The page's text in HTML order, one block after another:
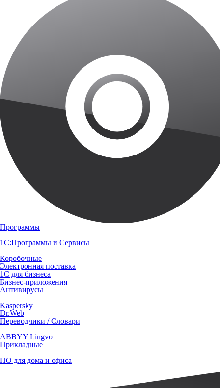
Программы
1С:Программы и Сервисы
Коробочные
Электронная поставка
1С для бизнеса
Бизнес-приложения
Антивирусы
Kaspersky
Dr.Web
Переводчики / Словари
ABBYY Lingvo
Прикладные
ПО для дома и офиса